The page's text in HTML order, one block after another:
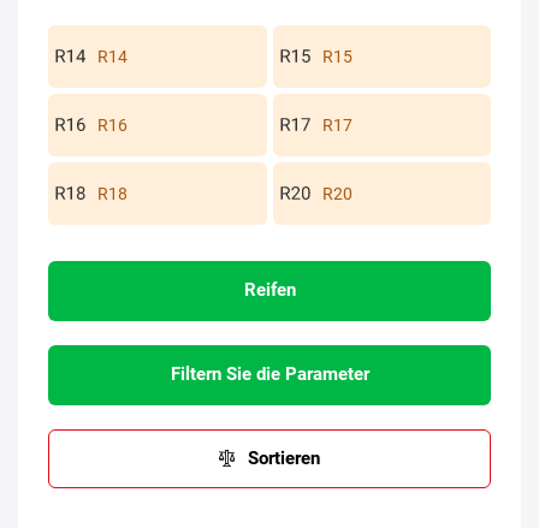
R14 R15
R16 R17
R18 R20
Reifen
Filtern Sie die Parameter
Sortieren